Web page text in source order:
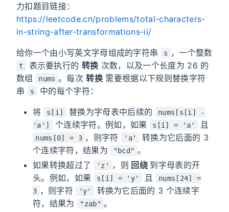
力扣题目链接：
https://leetcode.cn/problems/total-characters-
in-string-after-transformations-ii/
给你一个由小写英文字母组成的字符串 s ，一个整数
t 表示要执行的 转换 次数，以及一个长度为 26 的
数组
nums 。每次转换 需要根据以下规则替换字符
串
s 中的每个字符：
将 s[i] 替换为字母表中后续的
nums[s[i] -
'a']
个连续字符。例如，如果 s[i] = 'a' 且
nums[0] = 3 ，则字符 'a'
转换为它后面的 3
个连续字符，结果为
"bcd" 。
如果转换超过了
'z' ，则 回绕 到字母表的开
头。例如，如果
s[i] = 'y' 且
nums[24] =
3 ，则字符 'y'
转换为它后面的 3 个连续字
符，结果为
"zab" 。